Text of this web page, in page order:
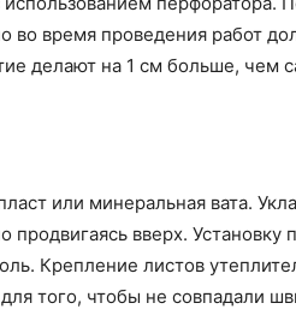
во время проведения работ
делают на 1 см больше, чем
или минеральная вата.
вверх. Установку
Крепление листов
того, чтобы не совпадали